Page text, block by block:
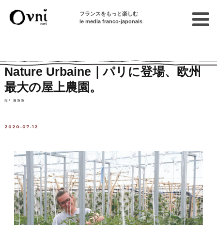
フランスをもっと楽しむ
le media franco-japonais
Nature Urbaine｜パリに登場、欧州
最大の屋上農園。
N° 899
2020-07-12